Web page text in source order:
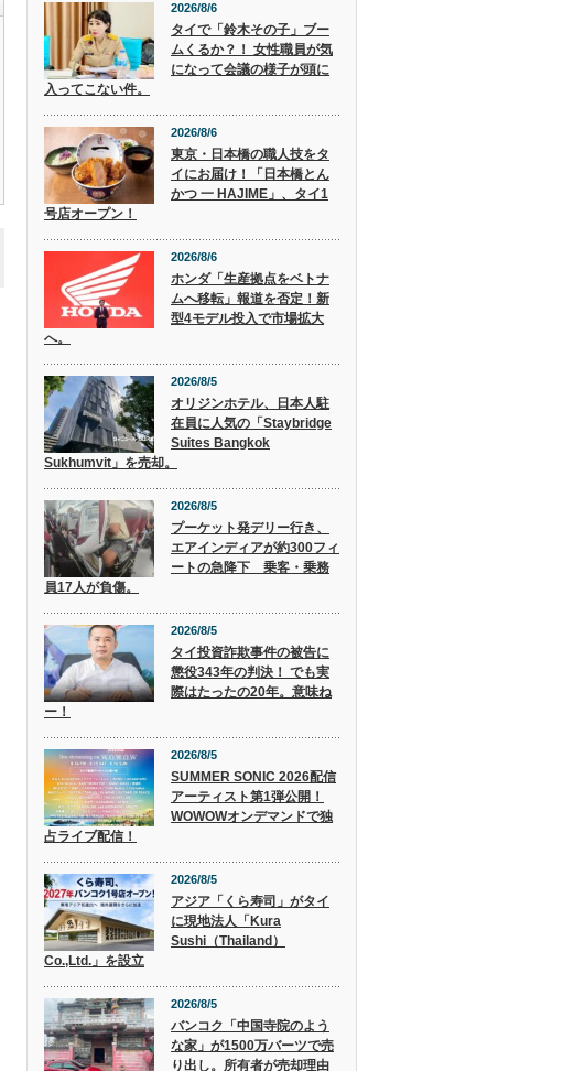
2026/8/6
タイで「鈴木その子」ブー
ムくるか？！ 女性職員が気
になって会議の様子が頭に
入ってこない件。
2026/8/6
東京・日本橋の職人技をタ
イにお届け！「日本橋とん
かつ 一 HAJIME」、タイ1
号店オープン！
2026/8/6
ホンダ「生産拠点をベトナ
ムへ移転」報道を否定！新
型4モデル投入で市場拡大
へ。
2026/8/5
オリジンホテル、日本人駐
在員に人気の「Staybridge
Suites Bangkok
Sukhumvit」を売却。
2026/8/5
プーケット発デリー行き、
エアインディアが約300フィ
ートの急降下 乗客・乗務
員17人が負傷。
2026/8/5
タイ投資詐欺事件の被告に
懲役343年の判決！ でも実
際はたったの20年。意味ね
ー！
2026/8/5
SUMMER SONIC 2026配信
アーティスト第1弾公開！
WOWOWオンデマンドで独
占ライブ配信！
2026/8/5
アジア「くら寿司」がタイ
に現地法人「Kura
Sushi（Thailand）
Co.,Ltd.」を設立
2026/8/5
バンコク「中国寺院のよう
な家」が1500万バーツで売
り出し。所有者が売却理由